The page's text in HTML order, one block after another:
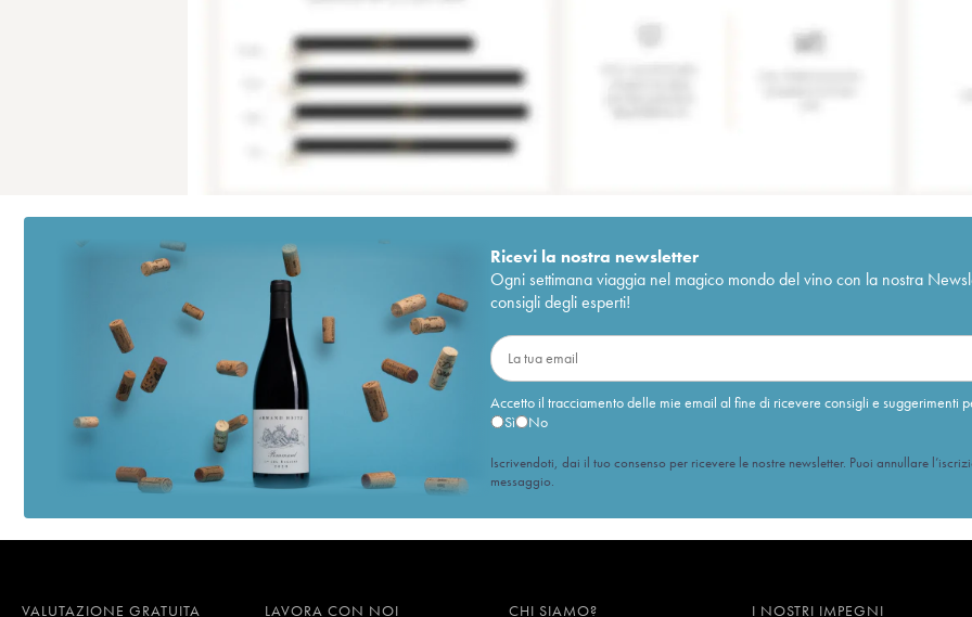
Ricevi la nostra newsletter
Ogni settimana viaggia nel magico mondo del vino con la nostra
consigli degli esperti!
Accetto il tracciamento delle mie email al fine di ricevere consigli e suggerimenti
Sì
No
Iscrivendoti, dai il tuo consenso per ricevere le nostre newsletter. Puoi annullare
messaggio.
VALUTAZIONE GRATUITA LAVORA CON NOI CHI SIAMO? I NOSTRI IMPEGNI